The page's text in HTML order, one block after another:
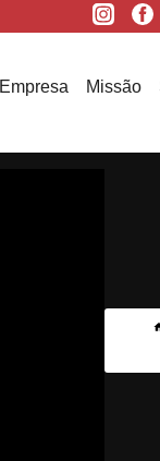
Empresa Missão